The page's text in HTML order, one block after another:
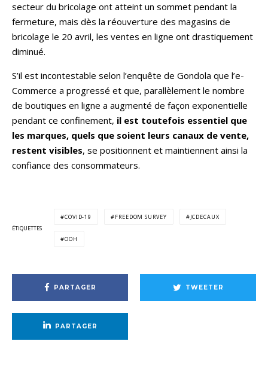
secteur du bricolage ont atteint un sommet pendant la
fermeture, mais dès la réouverture des magasins de
bricolage le 20 avril, les ventes en ligne ont drastiquement
diminué.
S’il est incontestable selon l’enquête de Gondola que l’e-
Commerce a progressé et que, parallèlement le nombre
de boutiques en ligne a augmenté de façon exponentielle
pendant ce confinement, il est toutefois essentiel que
les marques, quels que soient leurs canaux de vente,
restent visibles, se positionnent et maintiennent ainsi la
confiance des consommateurs.
ÉTIQUETTES
COVID-19 FREEDOM SURVEY JCDECAUX
OOH
PARTAGER TWEETER
PARTAGER